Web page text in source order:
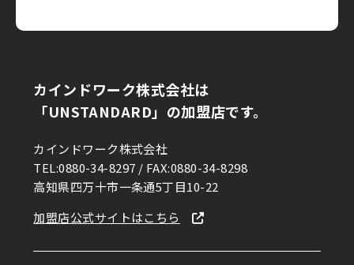
ゆかりある物を集め、ひとが集
まる。モデル・中島沙希が暮ら
す広大なワンルーム｜イエの探
求
カインドワーク株式会社は
「UNSTANDARD」の加盟店です。
カインドワーク株式会社
TEL:0880-34-8297 / FAX:0880-34-8298
高知県四万十市一条通5丁目10-22
加盟店公式サイトはこちら